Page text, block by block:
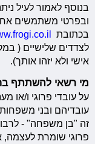
בנוסף לאמור לעיל
ובפרטי משתמשים
בכתובת
לצדדים שלישיים (
אישי ולא יזהו אותך).
מי רשאי להשתתף
על עובדי פרוגי ו/או
עובדיהם ובני
זה "בן משפחה" -
פרוגי שומרת